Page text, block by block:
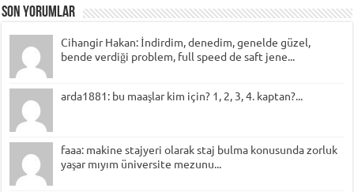
Son Yorumlar
Cihangir Hakan: İndirdim, denedim, genelde güzel,
bende verdiği problem, full speed de saft jene...
arda1881: bu maaşlar kim için? 1, 2, 3, 4. kaptan?...
faaa: makine stajyeri olarak staj bulma konusunda zorluk
yaşar mıyım üniversite mezunu...